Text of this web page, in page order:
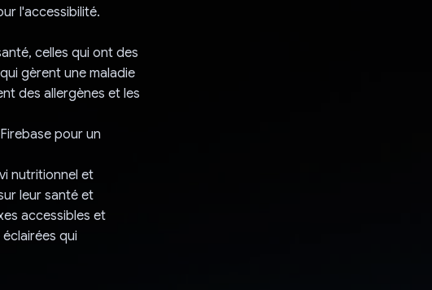
l'accessibilité.
celles qui ont des
gèrent une maladie
des allergènes et les
pour un
nutritionnel et
leur santé et
accessibles et
qui